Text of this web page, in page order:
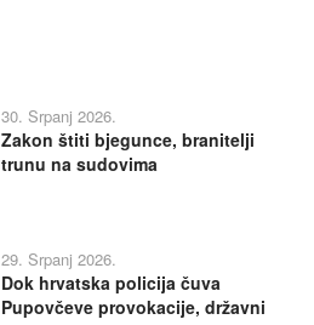
30. Srpanj 2026.
Zakon štiti bjegunce, branitelji
trunu na sudovima
29. Srpanj 2026.
Dok hrvatska policija čuva
Pupovčeve provokacije, državni